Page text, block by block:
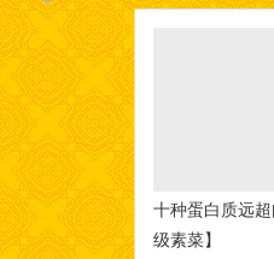
十种蛋白质远
级素菜】